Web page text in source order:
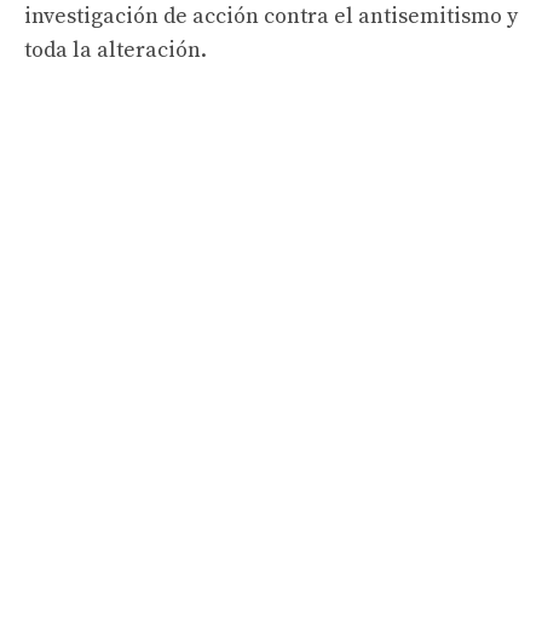
investigación de acción contra el antisemitismo y
toda la alteración.